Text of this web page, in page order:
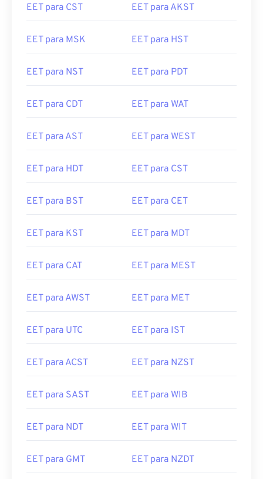
EET para CST EET para AKST
EET para MSK EET para HST
EET para NST EET para PDT
EET para CDT EET para WAT
EET para AST EET para WEST
EET para HDT EET para CST
EET para BST EET para CET
EET para KST EET para MDT
EET para CAT EET para MEST
EET para AWST EET para MET
EET para UTC EET para IST
EET para ACST EET para NZST
EET para SAST EET para WIB
EET para NDT EET para WIT
EET para GMT EET para NZDT